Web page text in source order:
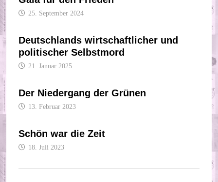
25. September 2024
Deutschlands wirtschaftlicher und
politischer Selbstmord
21. Januar 2025
Der Niedergang der Grünen
13. Februar 2023
Schön war die Zeit
18. Juli 2023